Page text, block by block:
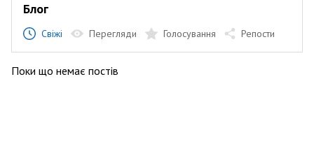
Блог
Свіжі Перегляди Голосування Репости
Поки що немає постів